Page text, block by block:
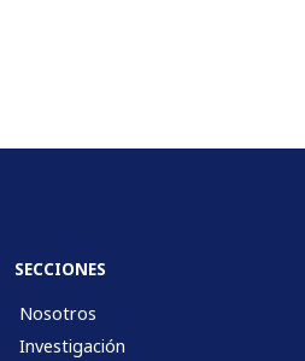
SECCIONES
Nosotros
Investigación